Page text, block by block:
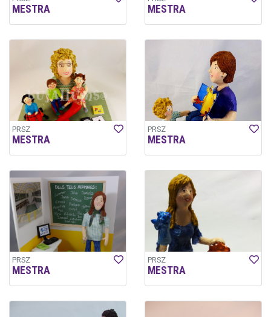
MESTRA MESTRA
PRSZ
MESTRA
PRSZ
MESTRA
PRSZ
MESTRA
PRSZ
MESTRA